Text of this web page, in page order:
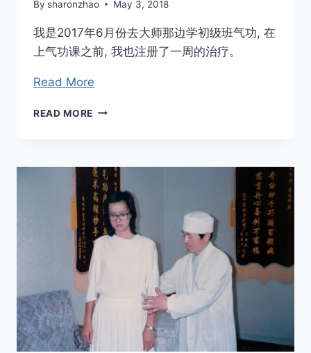
By sharonzhao May 3, 2018
我是2017年6月份去大师那边学初级班气功, 在
上气功课之前, 我也注册了一周的治疗。
Read More
READ MORE 我
跟
大
师
学
气
功